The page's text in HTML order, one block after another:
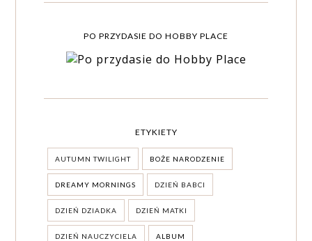
PO PRZYDASIE DO HOBBY PLACE
ETYKIETY
AUTUMN TWILIGHT BOŻE NARODZENIE
DREAMY MORNINGS DZIEŃ BABCI
DZIEŃ DZIADKA DZIEŃ MATKI
DZIEŃ NAUCZYCIELA ALBUM